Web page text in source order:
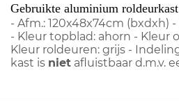
Gebruikte aluminium roldeurkast
- Afm.: 120x48x74cm (bxdxh)
- Kleur topblad: ahorn - Kleur
Kleur roldeuren: grijs -
kast is niet afluistbaar d.m.v.